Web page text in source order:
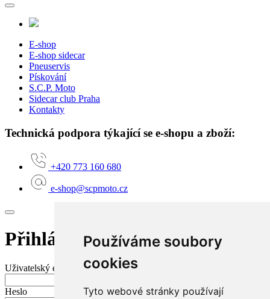
Používáme soubory
cookies
Tyto webové stránky používají
E-shop
E-shop sidecar
Pneuservis
Pískování
S.C.P. Moto
Sidecar club Praha
Kontakty
Technická podpora týkající se e-shopu a zboží:
+420 773 160 680
e-shop@scpmoto.cz
Přihlášení do mého účtu
Uživatelský e-mail nebo jméno
Heslo